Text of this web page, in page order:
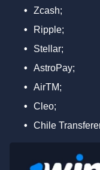
Zcash;
Ripple;
Stellar;
AstroPay;
AirTM;
Cleo;
Сhile